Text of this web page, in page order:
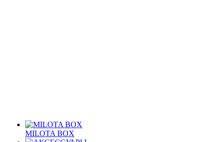
MILOTA BOX